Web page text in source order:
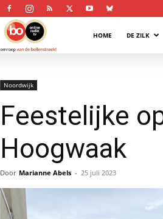
Bollenstreek
HOME DE ZILK
Noordwijk
Feestelijke
Hoogwaak
Door Marianne Abels - 25 juli 2023